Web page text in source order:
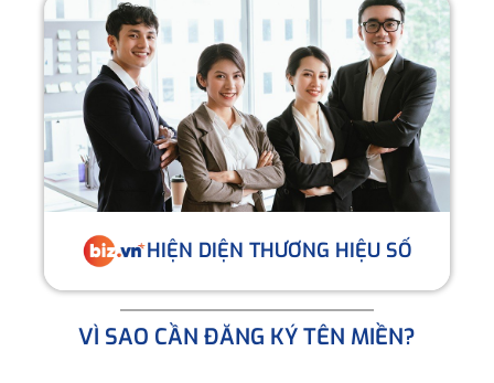
HIỆN DIỆN THƯƠNG HIỆU SỐ
VÌ SAO CẦN ĐĂNG KÝ TÊN MIỀN?